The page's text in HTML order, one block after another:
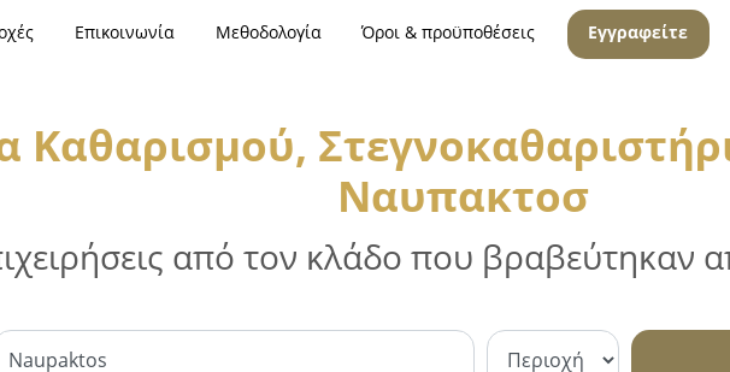
Επικοινωνία Μεθοδολογία Όροι & προϋποθέσεις Εγγραφείτε
Καθαρισμού,
Ναυπακτοσ
από τον κλάδο που βραβεύτηκαν